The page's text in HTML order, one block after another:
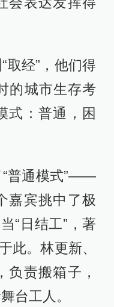
取经”，他们得
的城市生存考
式：普通，困
“普通模式”——
嘉宾挑中了极
“日结工”，著
此。林更新、
负责搬箱子，
台工人。